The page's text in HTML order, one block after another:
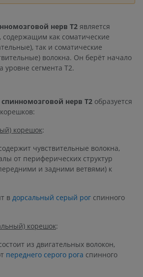
нерв T2 является
как соматические
так и соматические
волокна. Он берёт начало
уровне сегмента T2.
спинномозговой нерв T2 образуется
корешок:
чувствительные волокна,
от периферических структур
и задними ветвями) к
в дорсальный серый рог спинного
корешок:
из двигательных волокон,
переднего серого рога спинного